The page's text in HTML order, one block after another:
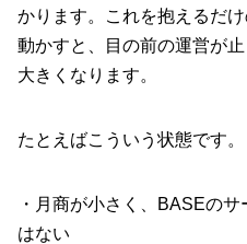
かります。これを抱えるだ
動かすと、目の前の運営が
大きくなります。
たとえばこういう状態です。
・月商が小さく、BASEの
はない